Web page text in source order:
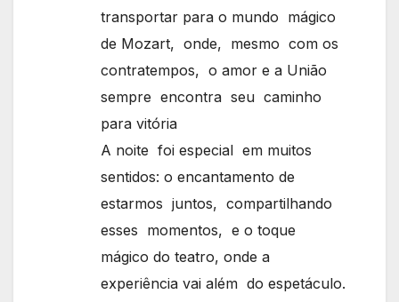
transportar para o mundo mágico
de Mozart, onde, mesmo com os
contratempos, o amor e a União
sempre encontra seu caminho
para vitória
A noite foi especial em muitos
sentidos: o encantamento de
estarmos juntos, compartilhando
esses momentos, e o toque
mágico do teatro, onde a
experiência vai além do espetáculo.